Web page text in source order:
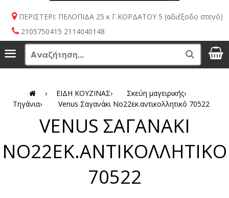
ΠΕΡΙΣΤΕΡΙ: ΠΕΛΟΠΙΔΑ 25 κ Γ.ΚΟΡΔΑΤΟΥ 5 (αδιέξοδο στενό)
2105750415 2114040148
Menu Search
› ΕΙΔΗ ΚΟΥΖΙΝΑΣ› Σκεύη μαγειρικής›
Τηγάνια› Venus Σαγανάκι Νο22εκ.αντικολλητικό 70522
VENUS ΣΑΓΑΝΑΚΙ
ΝΟ22ΕΚ.ΑΝΤΙΚΟΛΛΗΤΙΚΟ
70522